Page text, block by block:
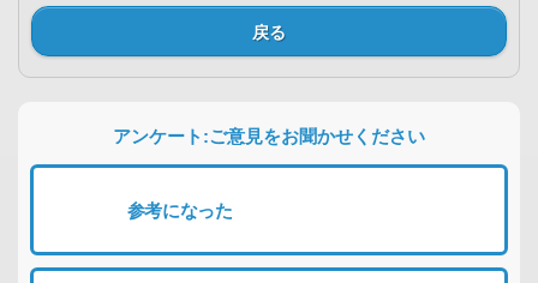
戻る
アンケート:ご意見をお聞かせください
参考になった